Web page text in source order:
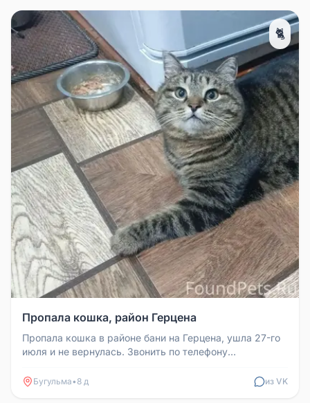
🐈
Пропала кошка, район Герцена
Пропала кошка в районе бани на Герцена, ушла 27-го
июля и не вернулась. Звонить по телефону
Бугульма• 8 д из VK